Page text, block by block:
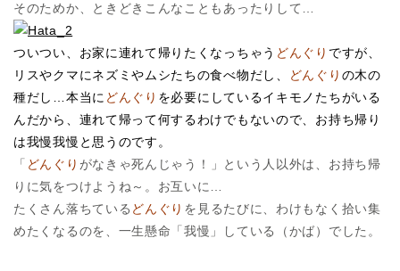
そのためか、ときどきこんなこともあったりして…
ついつい、お家に連れて帰りたくなっちゃう どんぐり ですが、
リスやクマにネズミやムシたちの食べ物だし、
どんぐり の木の
種だし… 本当に どんぐり を必要にしているイキモノたちがいる
んだから、連れて帰って何するわけでもないので、お持ち帰り
は我慢我慢と思うのです。
「 どんぐり がなきゃ死んじゃう！」という人以外は、お持ち帰
りに気をつけようね～。お互いに…
たくさん落ちている どんぐり を見るたびに、わけもなく拾い集
めたくなるのを、一生懸命「我慢」している（かば）でした。